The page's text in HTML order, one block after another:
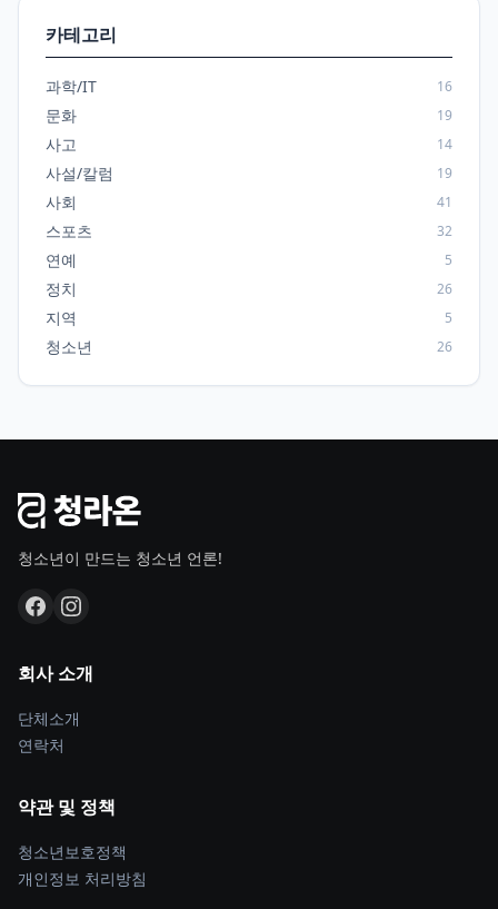
카테고리
과학/IT 16
문화 19
사고 14
사설/칼럼 19
사회 41
스포츠 32
연예 5
정치 26
지역 5
청소년 26
청소년이 만드는 청소년 언론!
회사 소개
단체소개
연락처
약관 및 정책
청소년보호정책
개인정보 처리방침